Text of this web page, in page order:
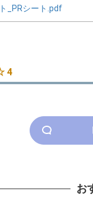
_PRシート.pdf
4
お